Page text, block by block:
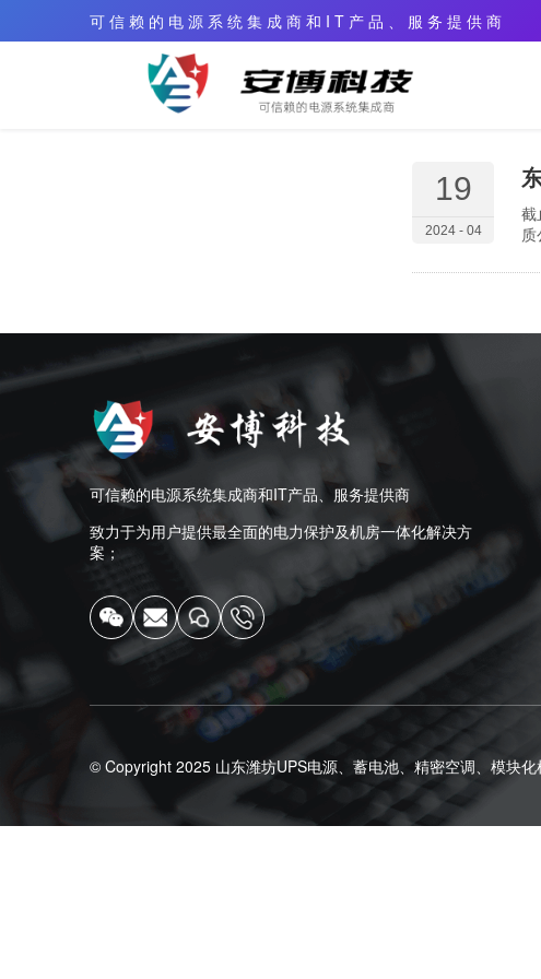
可 信 赖 的 电 源 系 统 集 成 商 和 I T 产 品 、 服 务 提 供 商
19
2024 - 04
截
可信赖的电源系统集成商和IT产品、服务提供商
致力于为用户提供最全面的电力保护及机房一体化解决方
案；
© Copyright 2025 山东潍坊UPS电源、蓄电池、精密空调、模块化